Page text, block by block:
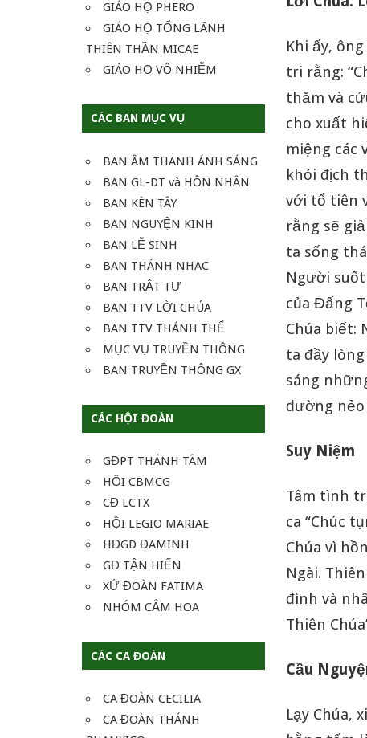
GIÁO HỌ PHERO
GIÁO HỌ TỔNG LÃNH
THIÊN THẦN MICAE
GIÁO HỌ VÔ NHIỄM
CÁC BAN MỤC VỤ
BAN ÂM THANH ÁNH SÁNG
BAN GL-DT và HÔN NHÂN
BAN KÈN TÂY
BAN NGUYỆN KINH
BAN LỄ SINH
BAN THÁNH NHAC
BAN TRẬT TỰ
BAN TTV LỜI CHÚA
BAN TTV THÁNH THỂ
MỤC VỤ TRUYỀN THÔNG
BAN TRUYỀN THÔNG GX
CÁC HỘI ĐOÀN
GĐPT THÁNH TÂM
HỘI CBMCG
CĐ LCTX
HỘI LEGIO MARIAE
HĐGD ĐAMINH
GĐ TẬN HIẾN
XỨ ĐOÀN FATIMA
NHÓM CẮM HOA
CÁC CA ĐOÀN
CA ĐOÀN CECILIA
CA ĐOÀN THÁNH
Khi ấy,
tri rằng:
thăm và
cho xuất
miệng các
khỏi địch
với tổ tiên
rằng sẽ
ta sống
Người
của Đấng
Chúa biết:
ta đầy
sáng
đường nẻo
Suy Niệm
Tâm tình
ca “Chúc
Chúa vì
Ngài.
đình và
Thiên
Cầu
Lạy Chúa,